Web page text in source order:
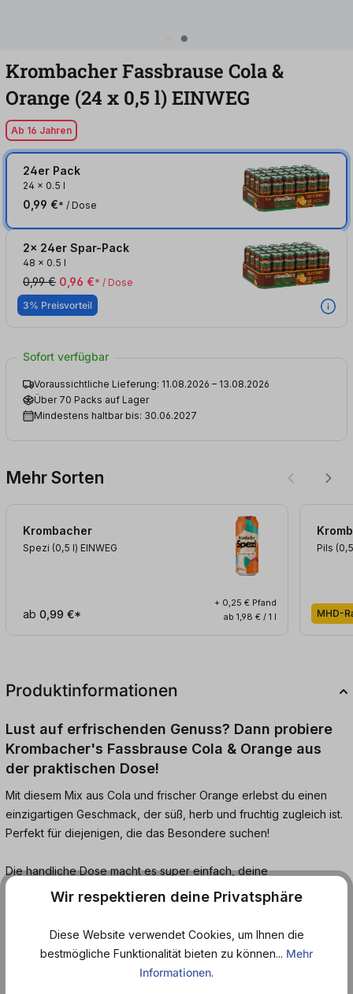
Krombacher Fassbrause Cola &
Orange (24 x 0,5 l)EINWEG
Ab 16 Jahren
24er Pack
24 x 0.5 l
0,99 €* / Dose
2x 24er Spar-Pack
48 x 0.5 l
0,99 € 0,96 €* / Dose
3% Preisvorteil
Sofort verfügbar
Voraussichtliche Lieferung: 11.08.2026 – 13.08.2026
Über 70 Packs auf Lager
Mindestens haltbar bis: 30.06.2027
Mehr Sorten
Krombacher
Spezi (0,5 l) EINWEG
ab 0,99 €*
+ 0,25 € Pfand
ab 1,98 € / 1 l
Pils
MHD-
Produktinformationen
Lust auf erfrischenden Genuss? Dann probiere
Krombacher's Fassbrause Cola & Orange aus
der praktischen Dose!
Mit diesem Mix aus Cola und frischer Orange erlebst du einen
einzigartigen Geschmack, der süß, herb und fruchtig zugleich ist.
Perfekt für diejenigen, die das Besondere suchen!
Die handliche Dose macht es super einfach, deine
Lieblingsbrause überallhin mitzunehmen. Egal ob unterwegs, beim
Sport oder mit Freunden - sie ist immer dabei, wenn du Lust auf
eine Erfrischung hast.
Und das Beste? Du kannst Krombacher's Fassbrause Cola &
Wir respektieren deine Privatsphäre
Diese Website verwendet Cookies, um Ihnen die
bestmögliche Funktionalität bieten zu können... Mehr
Informationen.